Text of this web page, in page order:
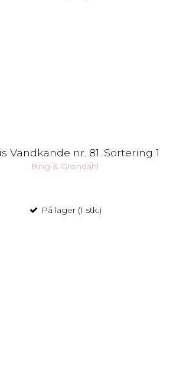
Vandkande nr. 81. Sortering 1
Bing & Grøndahl
På lager (1 stk.)